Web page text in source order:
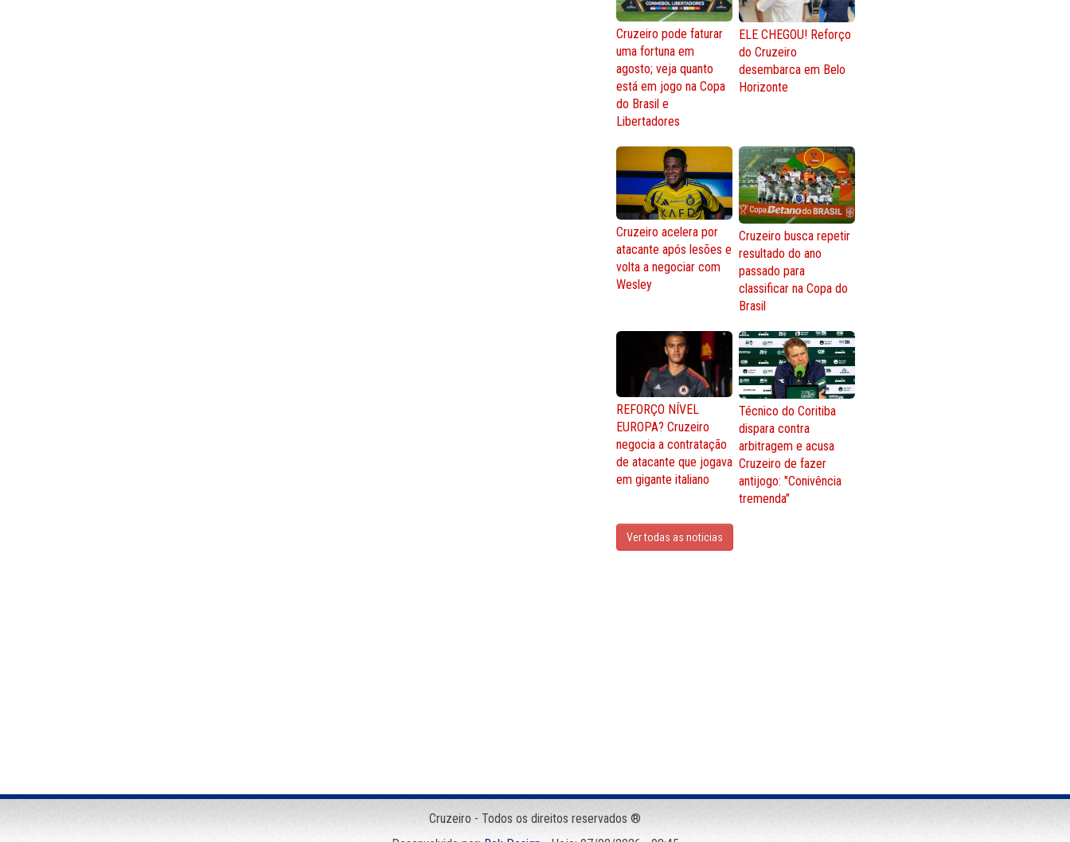
Cruzeiro pode faturar
uma fortuna em
agosto; veja quanto
está em jogo na Copa
do Brasil e
Libertadores
ELE CHEGOU! Reforço
do Cruzeiro
desembarca em Belo
Horizonte
Cruzeiro acelera por
atacante após lesões e
volta a negociar com
Wesley
Cruzeiro busca repetir
resultado do ano
passado para
classificar na Copa do
Brasil
REFORÇO NÍVEL
EUROPA? Cruzeiro
negocia a contratação
de atacante que jogava
em gigante italiano
Técnico do Coritiba
dispara contra
arbitragem e acusa
Cruzeiro de fazer
antijogo: "Conivência
tremenda"
Ver todas as noticias
Cruzeiro - Todos os direitos reservados ®